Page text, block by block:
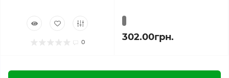
0 302.00грн.